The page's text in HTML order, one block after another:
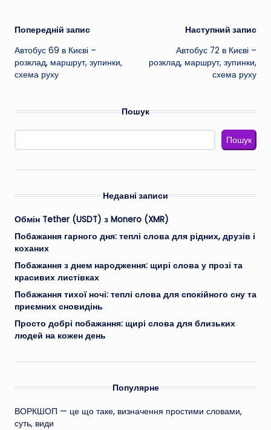
Навігація
по
запису
Попередній запис
Автобус 69 в Києві –
розклад, маршрут, зупинки,
схема руху
Наступний запис
Автобус 72 в Києві –
розклад, маршрут, зупинки,
схема руху
Пошук
Пошук
Недавні записи
Обмін Tether (USDT) з Monero (XMR)
Побажання гарного дня: теплі слова для рідних, друзів і
коханих
Побажання з днем народження: щирі слова у прозі та
красивих листівках
Побажання тихої ночі: теплі слова для спокійного сну та
приємних сновидінь
Просто добрі побажання: щирі слова для близьких
людей на кожен день
Популярне
ВОРКШОП — це що таке, визначення простими словами,
суть, види